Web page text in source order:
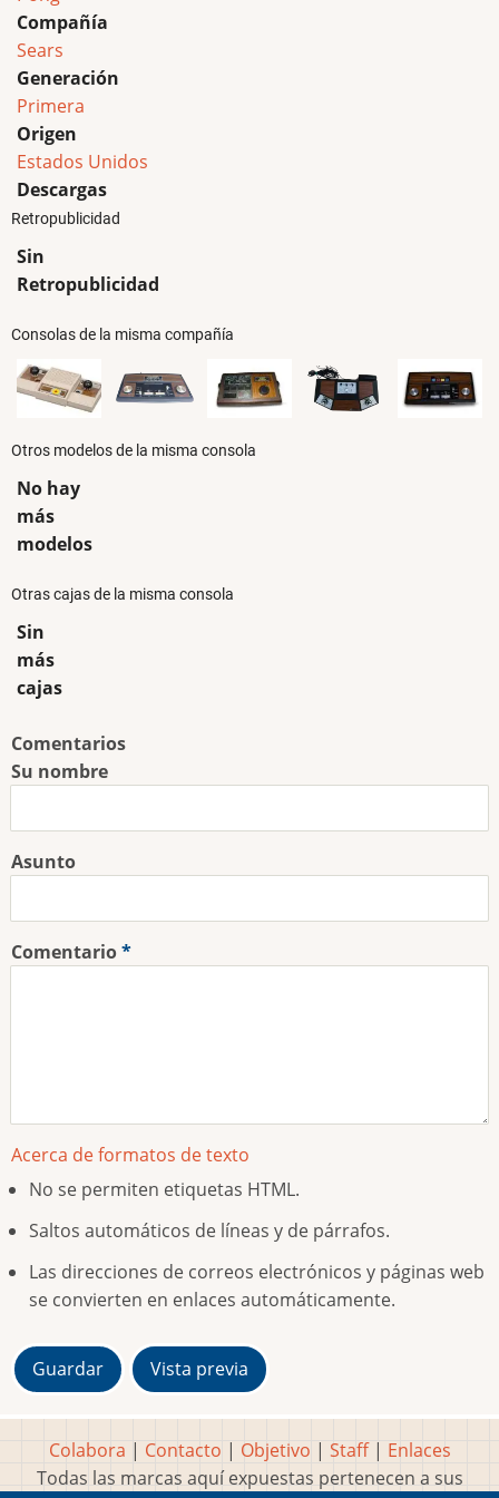
Compañía
Sears
Generación
Primera
Origen
Estados Unidos
Descargas
Retropublicidad
Sin
Retropublicidad
Consolas de la misma compañía
Otros modelos de la misma consola
No hay
más
modelos
Otras cajas de la misma consola
Sin
más
cajas
Comentarios
Su nombre
Asunto
Comentario
Acerca de formatos de texto
No se permiten etiquetas HTML.
Saltos automáticos de líneas y de párrafos.
Las direcciones de correos electrónicos y páginas web
se convierten en enlaces automáticamente.
Colabora | Contacto | Objetivo | Staff| Enlaces
Todas las marcas aquí expuestas pertenecen a sus